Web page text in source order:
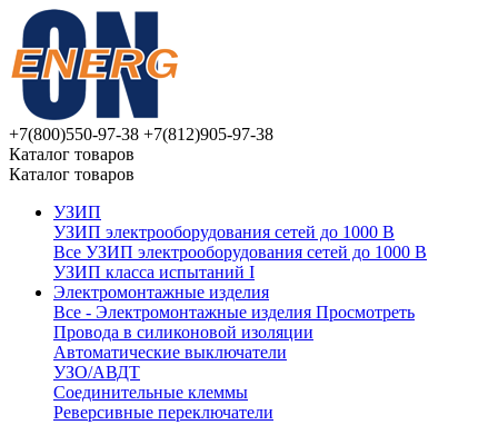
+7(800)550-97-38 +7(812)905-97-38
Каталог товаров
Каталог товаров
УЗИП
УЗИП электрооборудования сетей до 1000 В
Все УЗИП электрооборудования сетей до 1000 В
УЗИП клaссa испытаний I
Электромонтажные изделия
Все - Электромонтажные изделия Просмотреть
Провода в силиконовой изоляции
Автоматические выключатели
УЗО/АВДТ
Соединительные клеммы
Реверсивные переключатели